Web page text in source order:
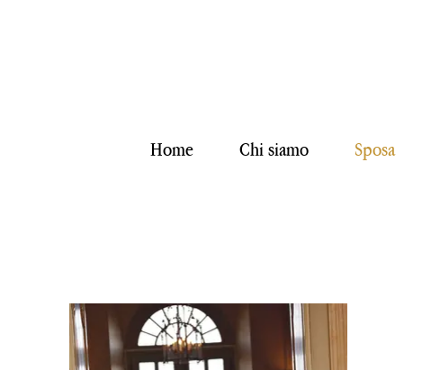
Home Chi siamo Sposa